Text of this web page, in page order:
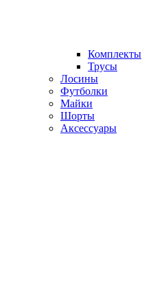
Комплекты
Трусы
Лосины
Футболки
Майки
Шорты
Аксессуары